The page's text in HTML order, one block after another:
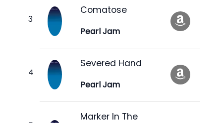
Comatose
Pearl Jam
Severed Hand
Pearl Jam
Marker In The